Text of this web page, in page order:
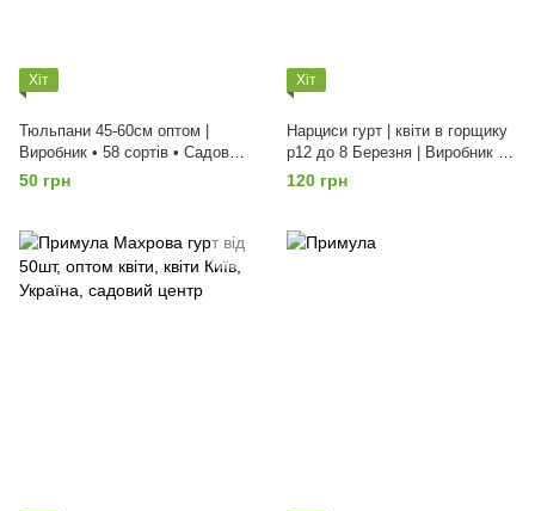
Хіт
Тюльпани 45-60см оптом |
Виробник • 58 сортів • Садовий
центр | ціна від 2000 шт, Мікс
50 грн
Хіт
Нарциси гурт | квіти в горщику
p12 до 8 Березня | Виробник |
Київ | ціна від 50шт, Жовтий
120 грн